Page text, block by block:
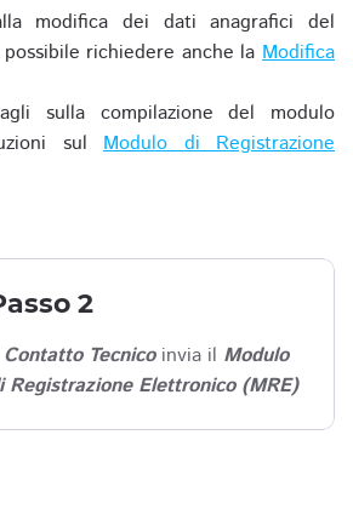
modifica dei dati anagrafici del
richiedere anche laModifica
sulla compilazione del modulo
sul Modulo di Registrazione
2
Contatto Tecnicoinvia il Modulo
Registrazione Elettronico (MRE)